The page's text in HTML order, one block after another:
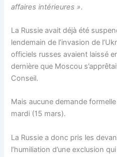
affaires intérieures ».
La Russie avait déjà été
lendemain de l’invasion de
officiels russes avaient laissé
dernière que Moscou
Conseil.
Mais aucune demande formelle
mardi (15 mars).
La Russie a donc pris les
l’humiliation d’une exclusion